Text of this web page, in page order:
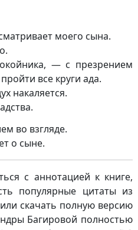
моего сына.
— с презрением
все круги ада.
накаляется.
во взгляде.
о сыне.
с аннотацией к книге,
популярные цитаты из
скачать полную версию
Багировой полностью